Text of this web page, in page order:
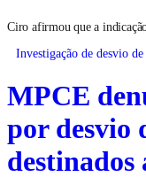
Ciro afirmou que a
Investigação de desvio
MPCE
por desvio
destinados